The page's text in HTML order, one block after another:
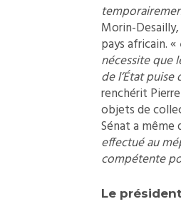
Morin-
pays africain. «
nécessite que
de l’État
renchérit
objets de
Sénat a même
effectué au
compétente
Le